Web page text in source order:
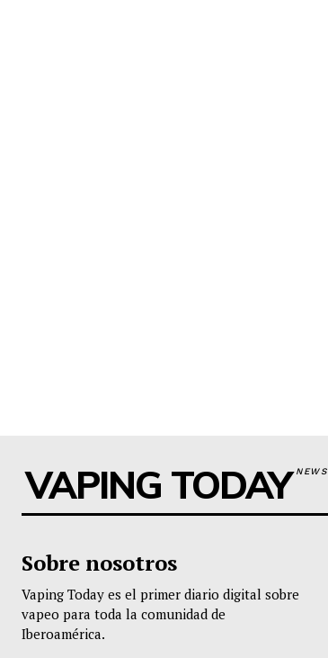
VAPING TODAYNEWS
Sobre nosotros
Vaping Today es el primer diario digital sobre
vapeo para toda la comunidad de
Iberoamérica.